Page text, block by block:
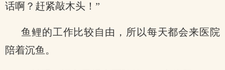
话啊？赶紧敲木头！”
鱼鲤的工作比较自由，所以每天都会来医院
陪着沉鱼。